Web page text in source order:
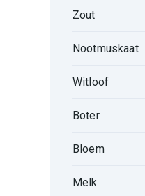
Zout
Nootmuskaat
Witloof
Boter
Bloem
Melk